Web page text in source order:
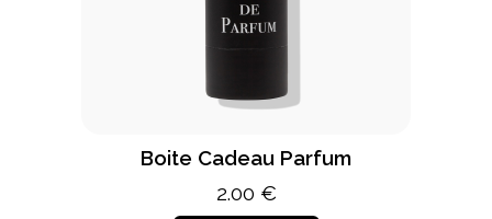
Boite Cadeau Parfum
2.00 €